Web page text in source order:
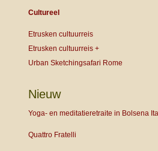
Cultureel
Etrusken cultuurreis
Etrusken cultuurreis +
Urban Sketchingsafari Rome
Nieuw
Yoga- en meditatieretraite in Bolsena
Quattro Fratelli